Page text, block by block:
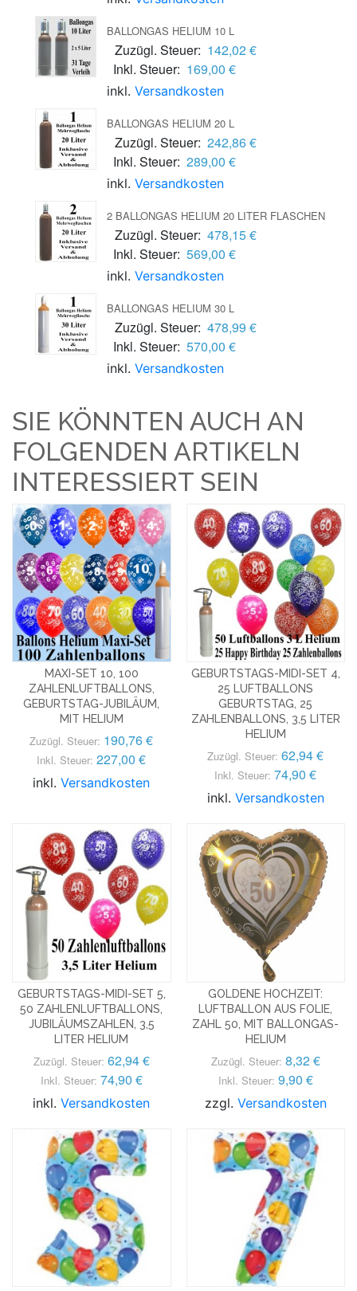
BALLONGAS HELIUM 10 L
Zuzügl. Steuer: 142,02 €
Inkl. Steuer: 169,00 €
inkl. Versandkosten
BALLONGAS HELIUM 20 L
Zuzügl. Steuer: 242,86 €
Inkl. Steuer: 289,00 €
inkl. Versandkosten
2 BALLONGAS HELIUM 20 LITER FLASCHEN
Zuzügl. Steuer: 478,15 €
Inkl. Steuer: 569,00 €
inkl. Versandkosten
BALLONGAS HELIUM 30 L
Zuzügl. Steuer: 478,99 €
Inkl. Steuer: 570,00 €
inkl. Versandkosten
SIE KÖNNTEN AUCH AN
FOLGENDEN ARTIKELN
INTERESSIERT SEIN
MAXI-SET 10, 100
ZAHLENLUFTBALLONS,
GEBURTSTAG-JUBILÄUM,
MIT HELIUM
Zuzügl. Steuer: 190,76 €
Inkl. Steuer: 227,00 €
inkl.Versandkosten
GEBURTSTAGS-MIDI-SET 4,
25 LUFTBALLONS
GEBURTSTAG, 25
ZAHLENBALLONS, 3,5 LITER
HELIUM
Zuzügl. Steuer: 62,94 €
Inkl. Steuer: 74,90 €
inkl. Versandkosten
GEBURTSTAGS-MIDI-SET 5,
50 ZAHLENLUFTBALLONS,
JUBILÄUMSZAHLEN, 3,5
LITER HELIUM
Zuzügl. Steuer: 62,94 €
Inkl. Steuer: 74,90 €
inkl.Versandkosten
GOLDENE HOCHZEIT:
LUFTBALLON AUS FOLIE,
ZAHL 50, MIT BALLONGAS-
HELIUM
Zuzügl. Steuer: 8,32 €
Inkl. Steuer: 9,90 €
zzgl. Versandkosten